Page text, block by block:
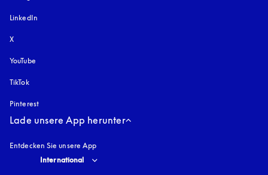
LinkedIn
X
YouTube
TikTok
Pinterest
Lade unsere App herunter
Entdecken Sie unsere App
Select country and language
International